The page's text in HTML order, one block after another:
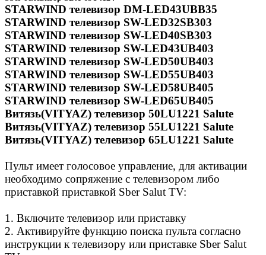
STARWIND телевизор DM-LED43UBB35
STARWIND телевизор SW-LED32SB303
STARWIND телевизор SW-LED40SB303
STARWIND телевизор SW-LED43UB403
STARWIND телевизор SW-LED50UB403
STARWIND телевизор SW-LED55UB403
STARWIND телевизор SW-LED58UB405
STARWIND телевизор SW-LED65UB405
Витязь(VITYAZ) телевизор 50LU1221 Salute
Витязь(VITYAZ) телевизор 55LU1221 Salute
Витязь(VITYAZ) телевизор 65LU1221 Salute
Пульт имеет голосовое управление, для активации
необходимо сопряжение с телевизором либо
приставкой приставкой Sber Salut TV:
1. Включите телевизор или приставку
2. Активируйте функцию поиска пульта согласно
инструкции к телевизору или приставке Sber Salut